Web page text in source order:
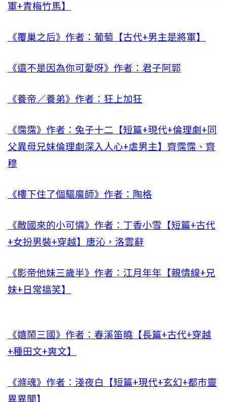
軍+青梅竹馬】
《覆巢之后》作者：葡萄【古代+男主是將軍】
《還不是因為你可愛呀》作者：君子阿郭
《養帝／養弟》作者：狂上加狂
《霈霈》作者：兔子十二【短篇+現代+倫理劇+同
父異母兄妹倫理劇深入人心+虐男主】齊霈霈、齊
穆
《樓下住了個驅魔師》作者：陶格
《敵國來的小可憐》作者：丁香小雪【短篇+古代
+女扮男裝+穿越】唐沁，洛雲辭
《影帝他妹三歲半》作者：江月年年【親情線+兄
妹+日常搞笑】
《嬉鬧三國》作者：春溪笛曉【長篇+古代+穿越
+種田文+爽文】
《滌魂》作者：淺夜白【短篇+現代+玄幻+都市靈
異異聞】